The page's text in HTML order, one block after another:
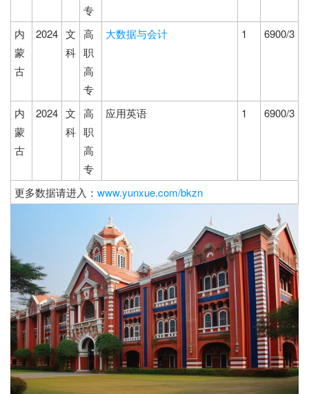
专
内
蒙
古
2024 文
科
高
职
高
专
大数据与会计 1 6900/3
内
蒙
古
2024 文
科
高
职
高
专
应用英语 1 6900/3
更多数据请进入： www.yunxue.com/bkzn